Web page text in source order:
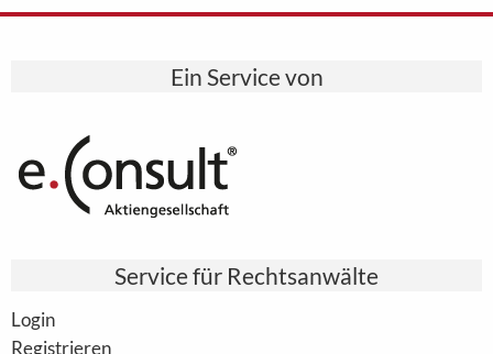
Ein Service von
Service für Rechtsanwälte
Login
Registrieren